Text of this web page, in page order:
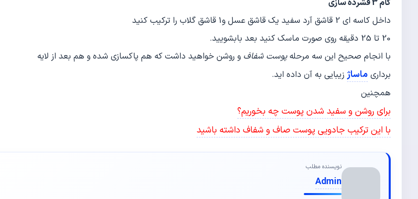
گام 3 فشرده سازی
داخل کاسه ای 2 قاشق آرد سفید یک قاشق عسل و1 قاشق گلاب را ترکیب کنید
20 تا 25 دقیقه روی صورت ماسک کنید بعد بابشویید.
با انجام صحیح این سه مرحلهپوست شفاف و روشن خواهید داشت که هم پاکسازی شده و هم بعد از لایه
برداری ماساژ زیبایی به آن داده اید.
همچنین
برای روشن و سفید شدن پوست چه بخوریم؟
با این ترکیب جادویی پوست صاف و شفاف داشته باشید
نویسنده مطلب
Admin